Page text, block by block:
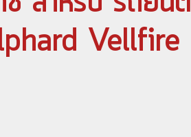
Vellfire